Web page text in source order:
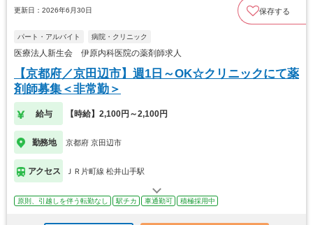
更新日：2026年6月30日 保存する
パート・アルバイト 病院・クリニック
医療法人新生会 伊原内科医院の薬剤師求人
【京都府／京田辺市】週1日～OK☆クリニックにて薬
剤師募集＜非常勤＞
給与 【時給】2,100円～2,100円
勤務地 京都府 京田辺市
アクセス ＪＲ片町線 松井山手駅
原則、引越しを伴う転勤なし 駅チカ 車通勤可 積極採用中